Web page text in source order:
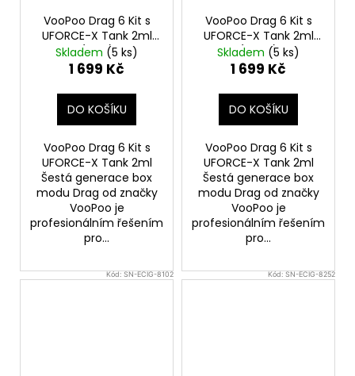
VooPoo Drag 6 Kit s
UFORCE-X Tank 2ml
(Blue)
Skladem (5 ks)
1 699 Kč
DO KOŠÍKU
VooPoo Drag 6 Kit s
UFORCE-X Tank 2ml
Šestá generace box
modu Drag od značky
VooPoo je
profesionálním řešením
pro...
VooPoo Drag 6 Kit s
UFORCE-X Tank 2ml
(Black)
Skladem (5 ks)
1 699 Kč
DO KOŠÍKU
VooPoo Drag 6 Kit s
UFORCE-X Tank 2ml
Šestá generace box
modu Drag od značky
VooPoo je
profesionálním řešením
pro...
Kód:SN-ECIG-8102 Kód:SN-ECIG-8252